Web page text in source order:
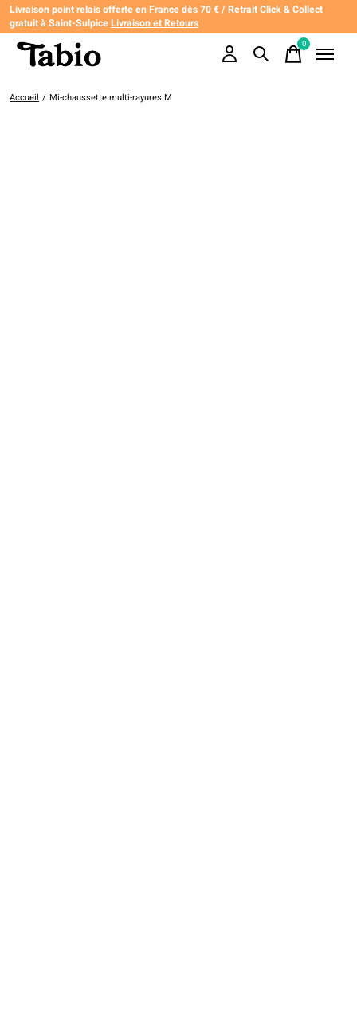
Livraison point relais offerte en France dès 70 € / Retrait Click & Collect
gratuit à Saint-SulpiceLivraison et Retours
0items
Accueil / Mi-chaussette multi-rayures M